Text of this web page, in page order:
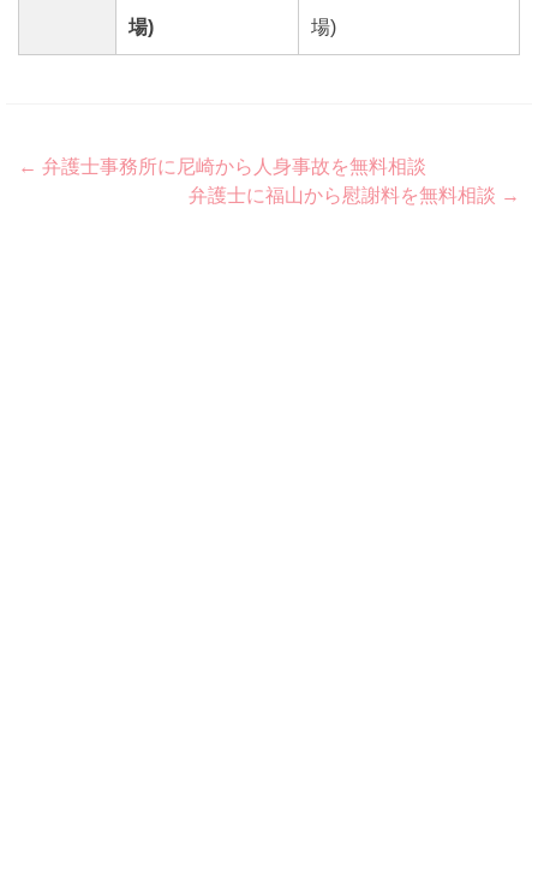
場)
場)
Post
navigation
← 弁護士事務所に尼崎から人身事故を無料相談
弁護士に福山から慰謝料を無料相談 →